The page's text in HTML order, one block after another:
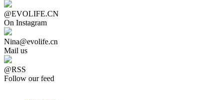
@EVOLIFE.CN
On Instagram
Nina@evolife.cn
Mail us
@RSS
Follow our feed